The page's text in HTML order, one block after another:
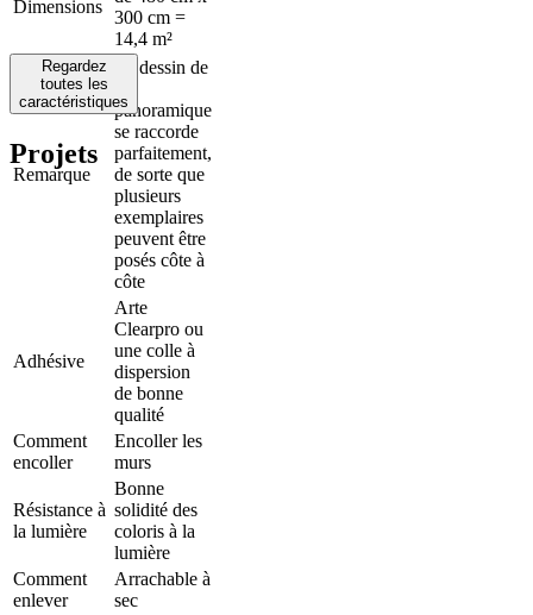
Dimensions
300 cm =
14,4 m²
Remarque
Le dessin de
panoramique
se raccorde
parfaitement,
de sorte que
plusieurs
exemplaires
peuvent être
posés côte à
côte
Adhésive
Arte
Clearpro ou
une colle à
dispersion
de bonne
qualité
Comment
encoller
Encoller les
murs
Résistance à
la lumière
Bonne
solidité des
coloris à la
lumière
Comment
enlever
Arrachable à
sec
Regardez
toutes les
caractéristiques
Projets